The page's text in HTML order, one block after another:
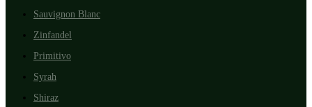
Sauvignon Blanc
Zinfandel
Primitivo
Syrah
Shiraz